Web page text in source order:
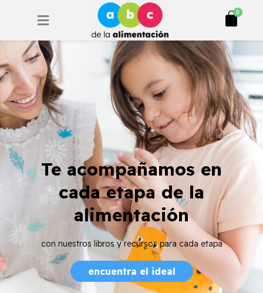
0
Cart
Te acompañamos en
cada etapa de la
alimentación
con nuestros libros y recursos para cada etapa
encuentra el ideal